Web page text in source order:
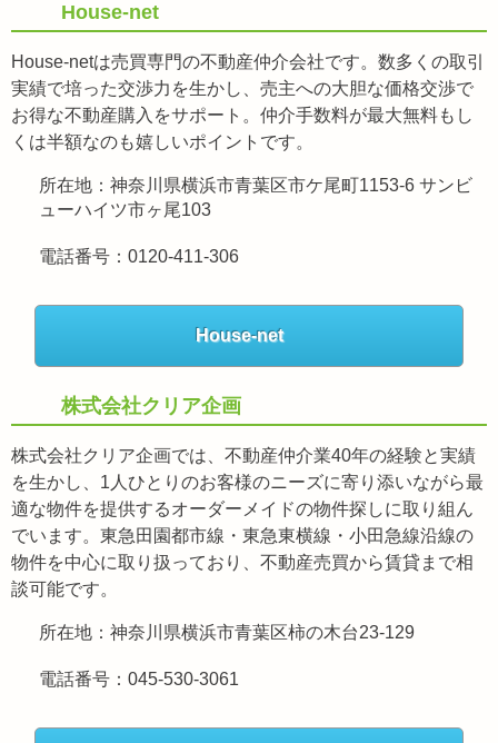
House-net
House-netは売買専門の不動産仲介会社です。数多くの取引
実績で培った交渉力を生かし、売主への大胆な価格交渉で
お得な不動産購入をサポート。仲介手数料が最大無料もし
くは半額なのも嬉しいポイントです。
所在地：神奈川県横浜市青葉区市ケ尾町1153-6 サンビ
ューハイツ市ヶ尾103
電話番号：0120-411-306
House-net
株式会社クリア企画
株式会社クリア企画では、不動産仲介業40年の経験と実績
を生かし、1人ひとりのお客様のニーズに寄り添いながら最
適な物件を提供するオーダーメイドの物件探しに取り組ん
でいます。東急田園都市線・東急東横線・小田急線沿線の
物件を中心に取り扱っており、不動産売買から賃貸まで相
談可能です。
所在地：神奈川県横浜市青葉区柿の木台23-129
電話番号：045-530-3061